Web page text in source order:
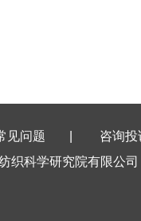
见问题
咨询投
织科学研究院有限公司